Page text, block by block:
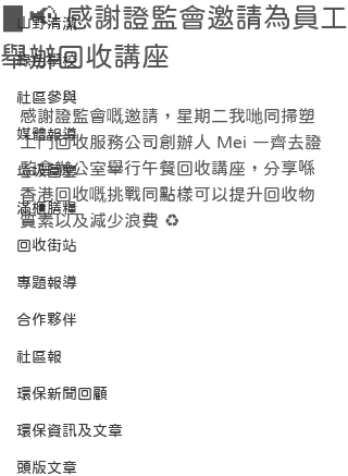
山野清潔
綠色學校
社區參與
媒體報導
垃圾圖鑒
滿櫃膳糧
回收街站
專題報導
合作夥伴
社區報
環保新聞回顧
環保資訊及文章
頭版文章
▊📢 感謝證監會邀請為員工
舉辦回收講座
感謝證監會嘅邀請，星期二我哋同掃塑
上門回收服務公司創辦人 Mei 一齊去證
監會辦公室舉行午餐回收講座，分享喺
香港回收嘅挑戰同點樣可以提升回收物
質素以及減少浪費 ♻️